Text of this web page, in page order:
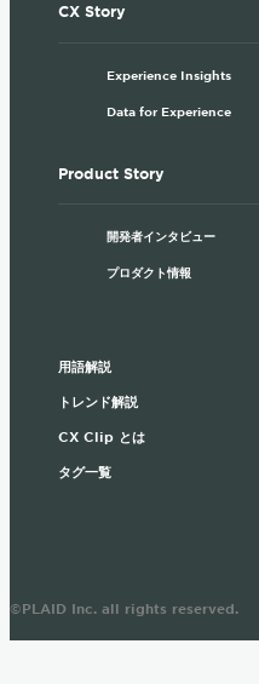
CX Story
Experience Insights
Data for Experience
Product Story
開発者インタビュー
プロダクト情報
用語解説
トレンド解説
CX Clip とは
タグ一覧
©PLAID Inc. all rights reserved.